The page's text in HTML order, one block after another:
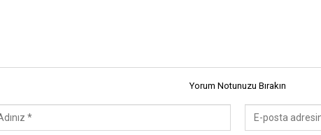
Yorum Notunuzu Bırakın